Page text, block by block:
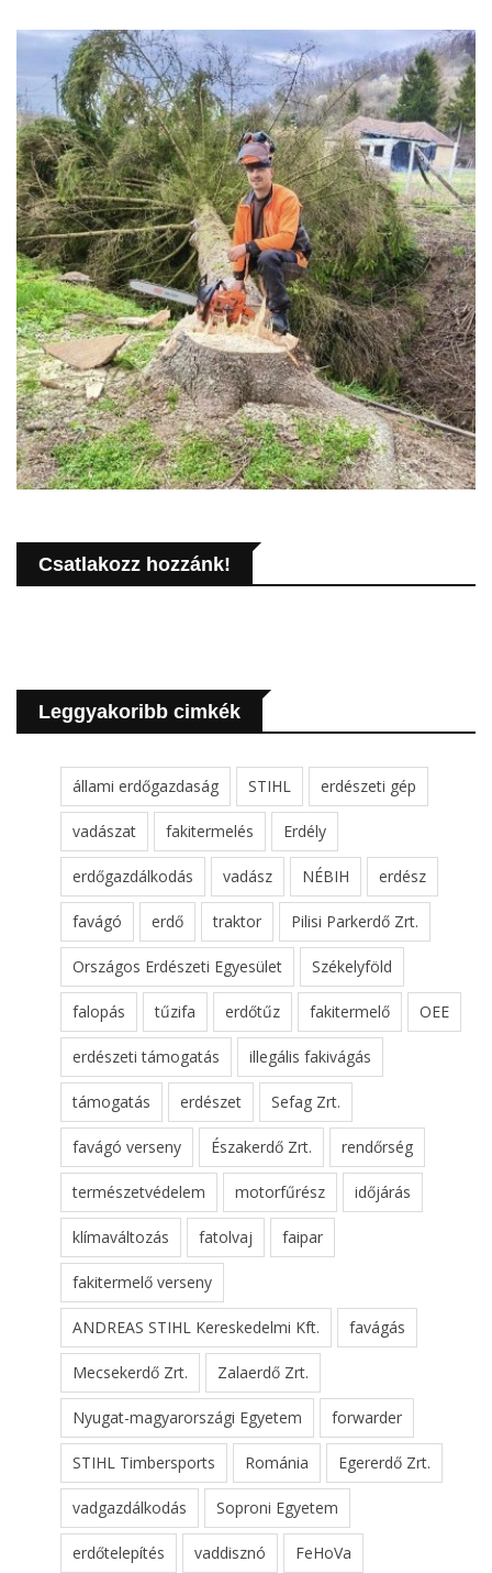
Csatlakozz hozzánk!
Leggyakoribb cimkék
állami erdőgazdaság STIHL erdészeti gép
vadászat fakitermelés Erdély
erdőgazdálkodás vadász NÉBIH erdész
favágó erdő traktor Pilisi Parkerdő Zrt.
Országos Erdészeti Egyesület Székelyföld
falopás tűzifa erdőtűz fakitermelő OEE
erdészeti támogatás illegális fakivágás
támogatás erdészet Sefag Zrt.
favágó verseny Északerdő Zrt. rendőrség
természetvédelem motorfűrész időjárás
klímaváltozás fatolvaj faipar
fakitermelő verseny
ANDREAS STIHL Kereskedelmi Kft. favágás
Mecsekerdő Zrt. Zalaerdő Zrt.
Nyugat-magyarországi Egyetem forwarder
STIHL Timbersports Románia Egererdő Zrt.
vadgazdálkodás Soproni Egyetem
erdőtelepítés vaddisznó FeHoVa